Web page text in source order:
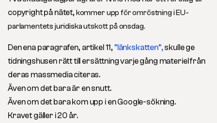
copyright på nätet, kommer upp för omröstningi EU-
parlamentets juridiska utskott på onsdag.
Den ena paragrafen, artikel 11, ”länkskatten”, skulle ge
tidningshusen rätt till ersättning varje gång materiel från
deras massmedia citeras.
Även om det bara är en snutt.
Även om det bara kom upp i en Google-sökning.
Kravet gäller i 20 år.